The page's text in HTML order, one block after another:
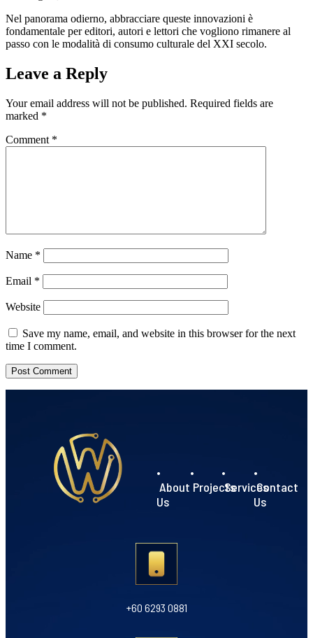
Nel panorama odierno, abbracciare queste innovazioni è
fondamentale per editori, autori e lettori che vogliono rimanere al
passo con le modalità di consumo culturale del XXI secolo.
Leave a Reply
Your email address will not be published. Required fields are
marked *
Comment *
Name *
Email *
Website
Save my name, email, and website in this browser for the next
time I comment.
•
About
Us
•
Projects
•
Services
•
Contact
Us
+60 6293 0881